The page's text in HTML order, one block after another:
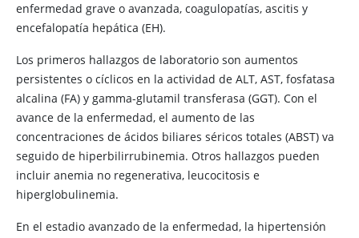
enfermedad grave o avanzada, coagulopatías, ascitis y
encefalopatía hepática (EH).
Los primeros hallazgos de laboratorio son aumentos
persistentes o cíclicos en la actividad de ALT, AST, fosfatasa
alcalina (FA) y gamma-glutamil transferasa (GGT). Con el
avance de la enfermedad, el aumento de las
concentraciones de ácidos biliares séricos totales (ABST) va
seguido de hiperbilirrubinemia. Otros hallazgos pueden
incluir anemia no regenerativa, leucocitosis e
hiperglobulinemia.
En el estadio avanzado de la enfermedad, la hipertensión